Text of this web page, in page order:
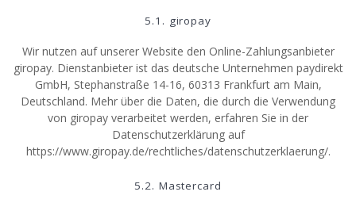
5.1. giropay
Wir nutzen auf unserer Website den Online-Zahlungsanbieter
giropay. Dienstanbieter ist das deutsche Unternehmen paydirekt
GmbH, Stephanstraße 14-16, 60313 Frankfurt am Main,
Deutschland. Mehr über die Daten, die durch die Verwendung
von giropay verarbeitet werden, erfahren Sie in der
Datenschutzerklärung auf
https://www.giropay.de/rechtliches/datenschutzerklaerung/.
5.2. Mastercard